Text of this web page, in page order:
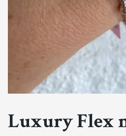
Luxury Flex